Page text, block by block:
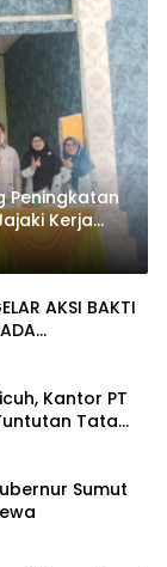
Peningkatan
Kerja
USK
AKSI BAKTI
Kantor PT
Tata
Sumut